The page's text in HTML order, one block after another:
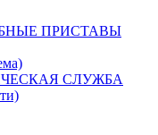
ПРИСТАВЫ
СЛУЖБА